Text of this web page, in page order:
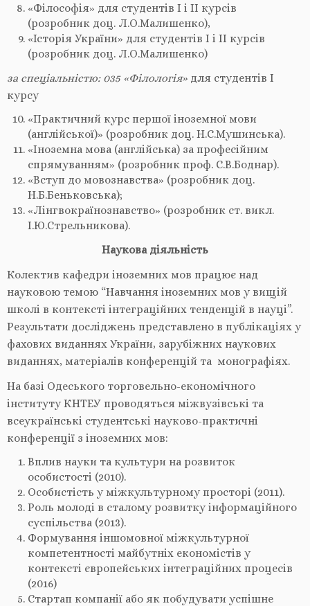
«Філософія» для студентів I і II курсів
(розробник доц. Л.О.Малишенко),
«Історія України» для студентів I і II курсів
(розробник доц. Л.О.Малишенко)
за спеціальністю: 035 «Філологія» для студентів I
курсу
«Практичний курс першої іноземної мови
(англійської)» (розробник доц. Н.С.Мушинська).
«Іноземна мова (англійська) за професійним
спрямуванням» (розробник проф. С.В.Боднар).
«Вступ до мовознавства» (розробник доц.
Н.Б.Беньковська);
«Лінгвокраїнознавство» (розробник ст. викл.
І.Ю.Стрельникова).
Наукова діяльність
Колектив кафедри іноземних мов працює над
науковою темою “Навчання іноземних мов у вищій
школі в контексті інтеграційних тенденцій в науці”.
Результати досліджень представлено в публікаціях у
фахових виданнях України, зарубіжних наукових
виданнях, матеріалів конференцій та монографіях.
На базі Одеського торговельно-економічного
інституту КНТЕУ проводяться міжвузівські та
всеукраїнські студентські науково-практичні
конференції з іноземних мов:
Вплив науки та культури на розвиток
особистості (2010).
Особистість у міжкультурному просторі (2011).
Роль молоді в сталому розвитку інформаційного
суспільства (2013).
Формування іншомовної міжкультурної
компетентності майбутніх економістів у
контексті європейських інтеграційних процесів
(2016)
Стартап компанії або як побудувати успішне